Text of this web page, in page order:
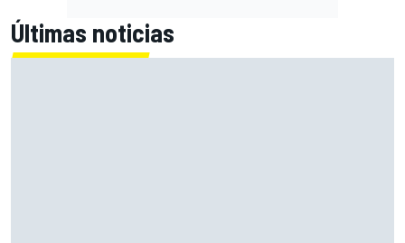
Últimas noticias